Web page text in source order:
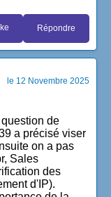
Répondre
le 12 Novembre 2025
de
a précisé viser
on a pas
Sales
des
d'IP).